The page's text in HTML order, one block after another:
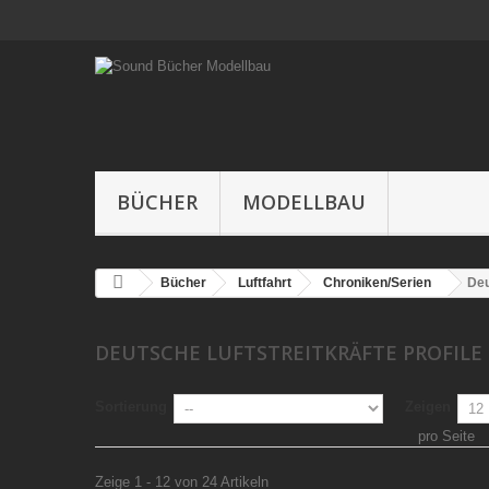
BÜCHER MODELLBAU
Bücher Luftfahrt Chroniken/Serien
DEUTSCHE LUFTSTREITKRÄFTE PROFILE
pro Seite
Zeige 1 - 12 von 24 Artikeln